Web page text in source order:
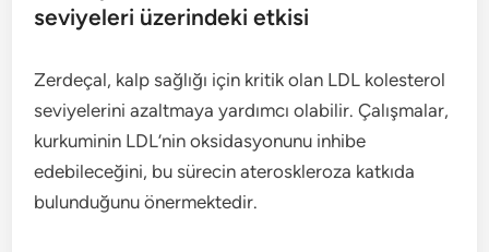
seviyeleri üzerindeki etkisi
Zerdeçal, kalp sağlığı için kritik olan LDL kolesterol
seviyelerini azaltmaya yardımcı olabilir. Çalışmalar,
kurkuminin LDL’nin oksidasyonunu inhibe
edebileceğini, bu sürecin ateroskleroza katkıda
bulunduğunu önermektedir.